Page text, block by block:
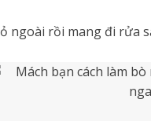
ngoài rồi mang đi rửa